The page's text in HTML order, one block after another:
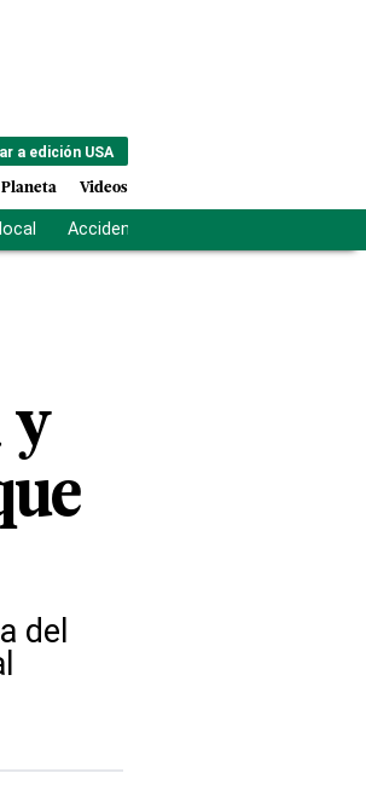
a edición USA
Planeta Videos
Accidente Los Ríos
y
del